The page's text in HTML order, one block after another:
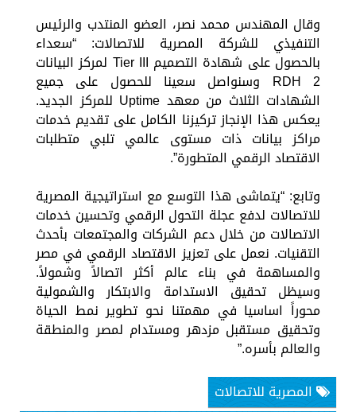
وقال المهندس محمد نصر، العضو المنتدب والرئيس
التنفيذي للشركة المصرية للاتصالات: “سعداء
بالحصول على شهادة التصميم Tier III لمركز البيانات
RDH 2 وسنواصل سعينا للحصول على جميع
الشهادات الثلاث من معهد Uptime للمركز الجديد.
يعكس هذا الإنجاز تركيزنا الكامل على تقديم خدمات
مراكز بيانات ذات مستوى عالمي تلبي متطلبات
الاقتصاد الرقمي المتطورة”.
وتابع: “يتماشى هذا التوسع مع استراتيجية المصرية
للاتصالات لدفع عجلة التحول الرقمي وتحسين خدمات
الاتصالات من خلال دعم الشركات والمجتمعات بأحدث
التقنيات. نعمل على تعزيز الاقتصاد الرقمي في مصر
والمساهمة في بناء عالم أكثر اتصالاً وشمولاً.
وسيظل تحقيق الاستدامة والابتكار والشمولية
محوراً اساسيا في مهمتنا نحو تطوير نمط الحياة
وتحقيق مستقبل مزدهر ومستدام لمصر والمنطقة
والعالم بأسره.”
المصرية للاتصالات